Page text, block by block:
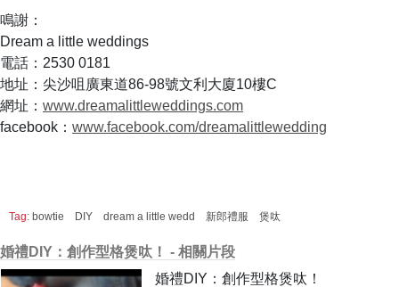
鳴謝：
Dream a little weddings
電話：2530 0181
地址：尖沙咀廣東道86-98號文利大廈10樓C
網址： www.dreamalittleweddings.com
facebook： www.facebook.com/dreamalittlewedding
Tag: bowtie DIY dream a little wedd 新郎禮服 煲呔
婚禮DIY：創作型格煲呔！ - 相關片段
婚禮DIY：創作型格煲呔！